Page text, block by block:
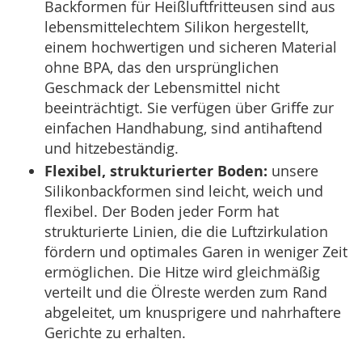
Backformen für Heißluftfritteusen sind aus
lebensmittelechtem Silikon hergestellt,
einem hochwertigen und sicheren Material
ohne BPA, das den ursprünglichen
Geschmack der Lebensmittel nicht
beeinträchtigt. Sie verfügen über Griffe zur
einfachen Handhabung, sind antihaftend
und hitzebeständig.
Flexibel, strukturierter Boden: unsere
Silikonbackformen sind leicht, weich und
flexibel. Der Boden jeder Form hat
strukturierte Linien, die die Luftzirkulation
fördern und optimales Garen in weniger Zeit
ermöglichen. Die Hitze wird gleichmäßig
verteilt und die Ölreste werden zum Rand
abgeleitet, um knusprigere und nahrhaftere
Gerichte zu erhalten.